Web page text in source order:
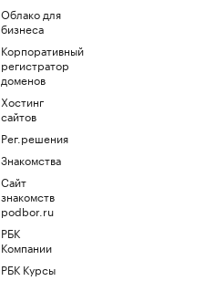
Облако для
бизнеса
Корпоративный
регистратор
доменов
Хостинг
сайтов
Рег.решения
Знакомства
Сайт
знакомств
podbor.ru
РБК
Компании
РБК Курсы